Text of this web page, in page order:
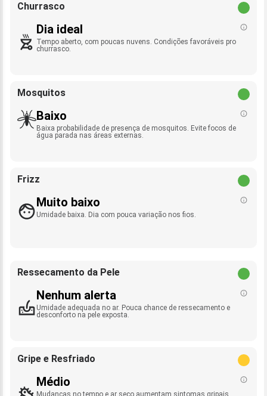
Churrasco
Dia ideal
Tempo aberto, com poucas nuvens. Condições favoráveis pro
churrasco.
Mosquitos
Baixo
Baixa probabilidade de presença de mosquitos. Evite focos de
água parada nas áreas externas.
Frizz
Muito baixo
Umidade baixa. Dia com pouca variação nos fios.
Ressecamento da Pele
Nenhum alerta
Umidade adequada no ar. Pouca chance de ressecamento e
desconforto na pele exposta.
Gripe e Resfriado
Médio
Mudanças no tempo e ar seco aumentam sintomas gripais.